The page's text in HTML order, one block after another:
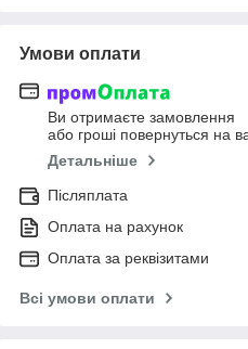
Умови оплати
Ви отримаєте замовлення
або гроші повернуться на
Детальніше
Післяплата
Оплата на рахунок
Оплата за реквізитами
Всі умови оплати